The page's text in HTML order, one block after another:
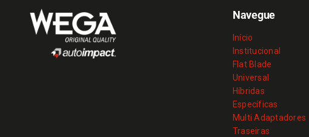
Navegue
Início
Institucional
Flat Blade
Universal
Híbridas
Específicas
Multi Adaptadores
Traseiras